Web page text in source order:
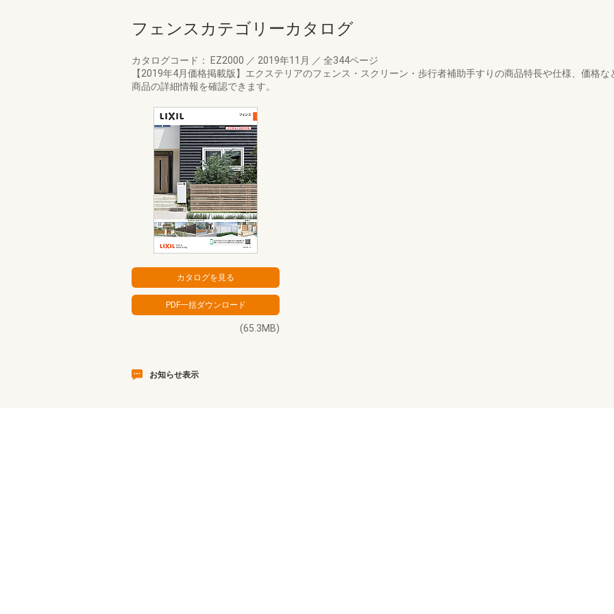
フェンスカテゴリーカタログ
カタログコード： EZ2000 ／ 2019年11月 ／ 全344ページ
【2019年4月価格掲載版】エクステリアのフェンス・スクリーン・歩行者補助手すりの商品特長や仕様、価格な
商品の詳細情報を確認できます。
(65.3MB)
お知らせ表示